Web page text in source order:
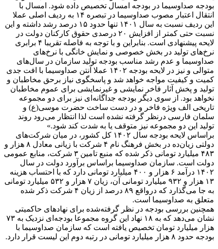
بودجه صداوسیما در بودجه امسال تخصیص داده شود. امسال با
انتقال اعتبار مصوب صداوسیما در تبصره ۱۴ به ردیف اصلی عملا
این ردیف نسبت به سال ۱۴۰۱ تنها حدود ۱۵ درصد رشد داشته و این
نسبت حتی کمتر از افزایش ۲۰ درصدی حقوق کارکنان دولت در
لایحه پیشنهادی است. بنابراین و با توجه به فاصله تقریبا ۴ برابری
نرخ‌های تولید در بخش خصوصی و نمایش خانگی با نرخ‌های
صداوسیما و عدم رشد مناسب بودجه تولید سازمان در سال‌های
متوالی و نیز در لایحه بودجه ۱۴۰۲ عملا آنتن صداوسیما با افت جدی
کمیت و کیفیت مواجه خواهد شد و پاسخگوی نیاز برحق مخاطبان و
تولید و پخش آثار فاخر نمایشی و غیرنمایشی برای عموم مخاطبان
نخواهد بود. از سوی دیگر بودجه جداگانه‌ای نیز برای دو مجموعه
تاریخی الف ویژه فاخر و در دست ساخت حضرت موسی(ع) و
سلمان فارسی درنظر گرفته نشده است لذا انتظار می‌رود روند
تولید این دو مجموعه نیز متوقف یا به شدت کند شود.»
براساس لایحه بودجه سال ۱۴۰۲ کل کشور، در میان شرکت‌های
دولتی زیان‌ده در بخش فرهنگ نام ۴ شرکت با زیانی معادل ۸ هزار و
۴۸۳ میلیارد تومانی ذکر شده که منبع تامین ۳ شرکت، منابع عمومی
دولت است. سازمان صداوسیما براساس برآورد دولت در سال
۱۴۰۲ درآمد ۶ هزار و ۴۰۰ میلیارد تومانی دارد که با احتساب هزینه
۱۳ هزار و ۹۳۲ میلیارد تومانی آن، زیان ۷ هزار و ۵۳۲ میلیارد تومانی
به جا می‌گذارد که درواقع ۸۹ درصد از زیان ۴ شرکت ذکر شده
متعلق به صداوسیما است.
همچنین بررسی بودجه در نظر گرفته‌شده برای نهادهای حاکمیتی
نشان می‌دهد که به ۱۸ نهاد این گروه مجموعا بودجه‌ای نزدیک به ۷۳
هزار میلیارد تومان تخصیص یافته است که سازمان صداوسیما با
بودجه حدود ۸ هزار میلیارد تومانی در رتبه دوم این لیست قرار دارد.